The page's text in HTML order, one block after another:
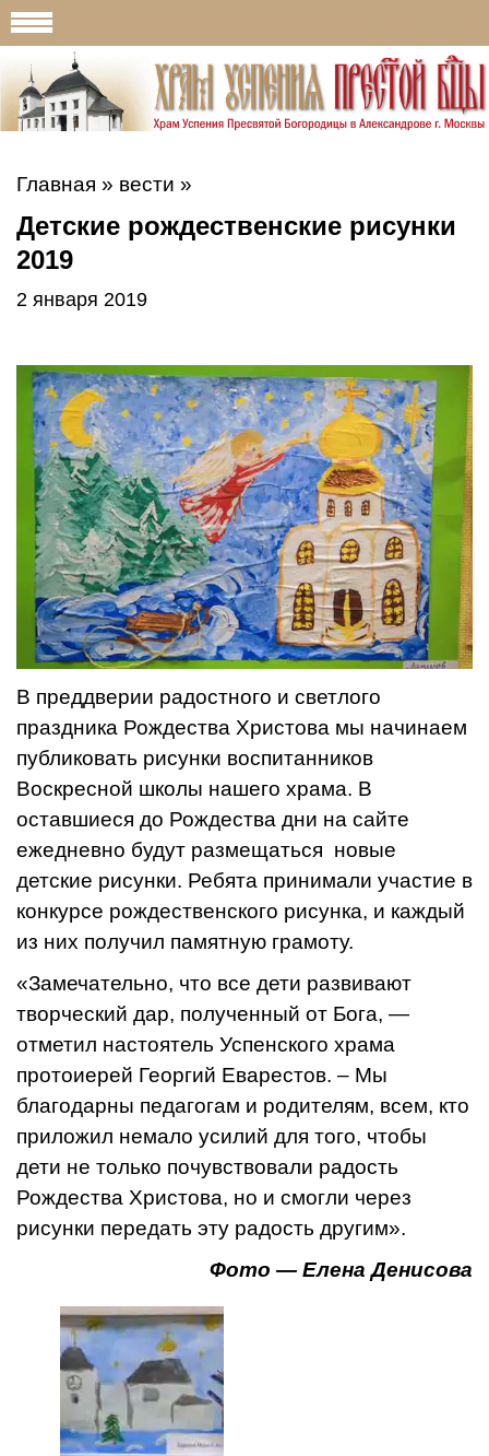
Главная » вести »
Детские рождественские рисунки
2019
2 января 2019
В преддверии радостного и светлого
праздника Рождества Христова мы начинаем
публиковать рисунки воспитанников
Воскресной школы нашего храма. В
оставшиеся до Рождества дни на сайте
ежедневно будут размещаться новые
детские рисунки. Ребята принимали участие в
конкурсе рождественского рисунка, и каждый
из них получил памятную грамоту.
«Замечательно, что все дети развивают
творческий дар, полученный от Бога, —
отметил настоятель Успенского храма
протоиерей Георгий Еварестов. – Мы
благодарны педагогам и родителям, всем, кто
приложил немало усилий для того, чтобы
дети не только почувствовали радость
Рождества Христова, но и смогли через
рисунки передать эту радость другим».
Фото — Елена Денисова